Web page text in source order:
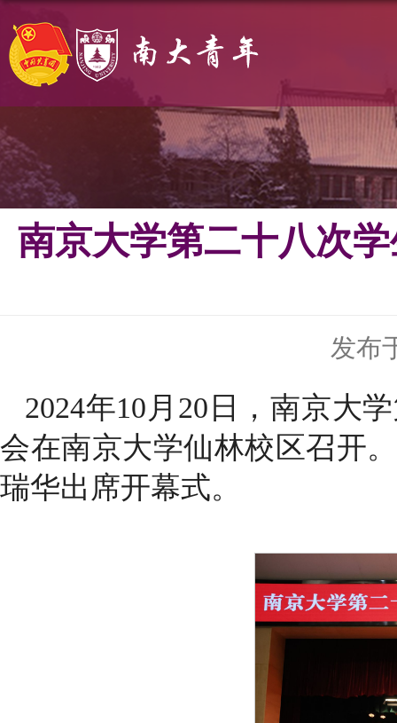
南京大学第二十八次
发布
2024年10月20日，南京大
会在南京大学仙林校区召开
瑞华出席开幕式。